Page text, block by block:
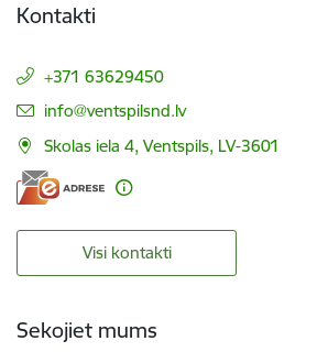
Kontakti
+371 63629450
E-pasts:
info@ventspilsnd.lv
Skolas iela 4, Ventspils, LV-3601
Visi kontakti
Sekojiet mums